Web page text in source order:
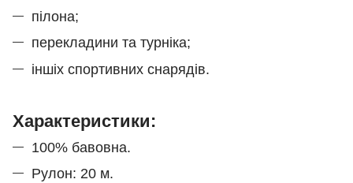
пілона;
перекладини та турніка;
іншіх спортивних снарядів.
Характеристики:
100% бавовна.
Рулон: 20 м.